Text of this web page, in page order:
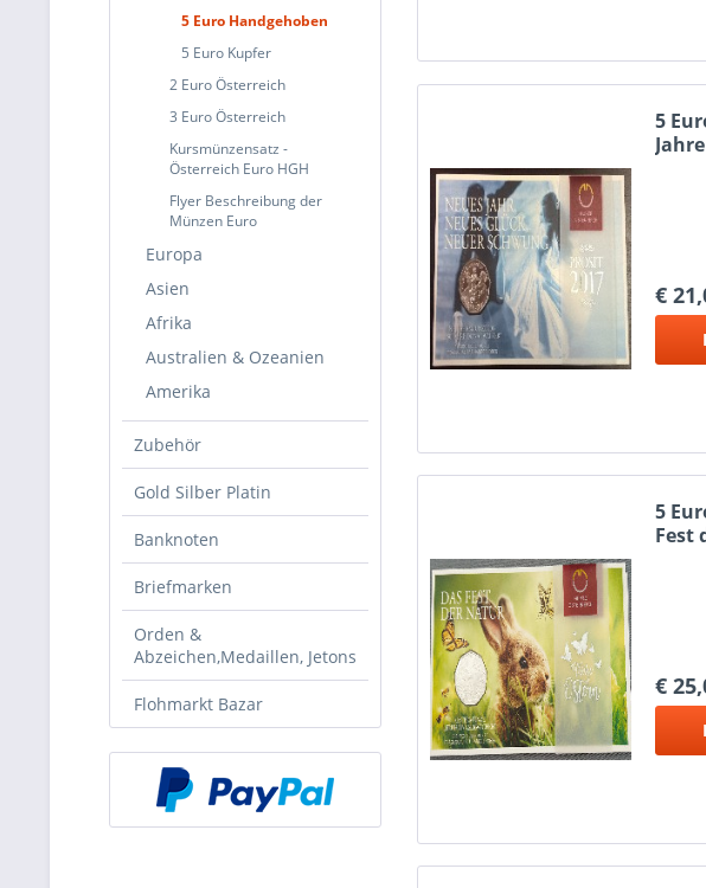
5 Euro Handgehoben
5 Euro Kupfer
2 Euro Österreich
3 Euro Österreich
Kursmünzensatz -
Österreich Euro HGH
Flyer Beschreibung der
Münzen Euro
Europa
Asien
Afrika
Australien & Ozeanien
Amerika
Zubehör
Gold Silber Platin
Banknoten
Briefmarken
Orden &
Abzeichen,Medaillen, Jetons
Flohmarkt Bazar
5
€
5
Fest
€